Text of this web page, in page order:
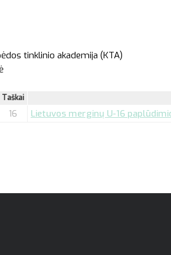
tinklinio akademija (KTA)
Taškai
16 Lietuvos merginų U-16